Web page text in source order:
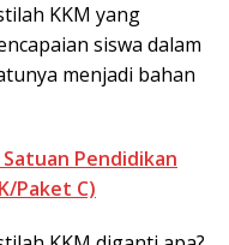
KKM yang
siswa dalam
menjadi bahan
Pendidikan
Paket C)